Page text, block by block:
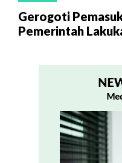
Gerogoti
Pemerintah